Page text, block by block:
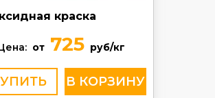
краска
от 725 руб/кг